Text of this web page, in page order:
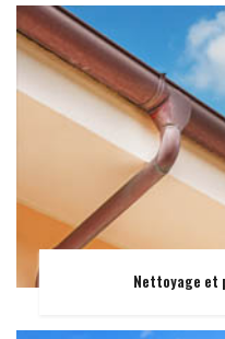
Nettoyage et